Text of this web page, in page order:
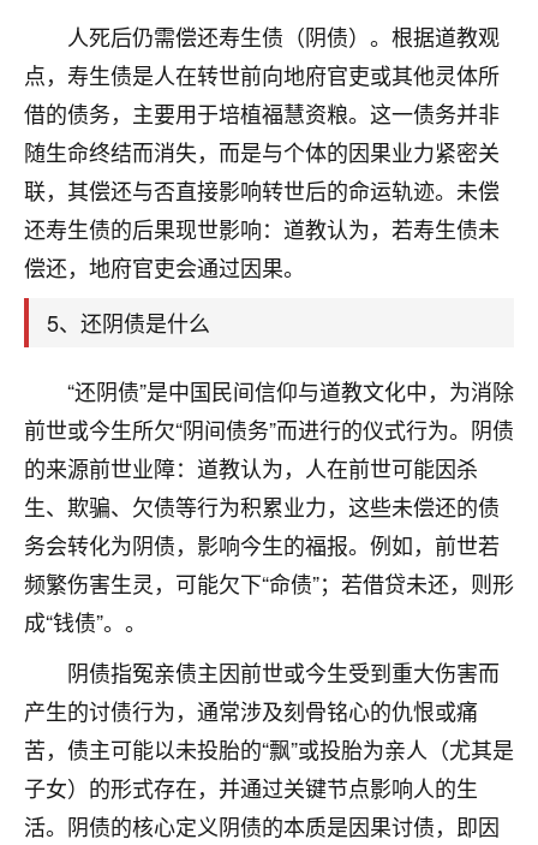
人死后仍需偿还寿生债（阴债）。根据道教观
点，寿生债是人在转世前向地府官吏或其他灵体所
借的债务，主要用于培植福慧资粮。这一债务并非
随生命终结而消失，而是与个体的因果业力紧密关
联，其偿还与否直接影响转世后的命运轨迹。未偿
还寿生债的后果现世影响：道教认为，若寿生债未
偿还，地府官吏会通过因果。
5、还阴债是什么
“还阴债”是中国民间信仰与道教文化中，为消除
前世或今生所欠“阴间债务”而进行的仪式行为。阴债
的来源前世业障：道教认为，人在前世可能因杀
生、欺骗、欠债等行为积累业力，这些未偿还的债
务会转化为阴债，影响今生的福报。例如，前世若
频繁伤害生灵，可能欠下“命债”；若借贷未还，则形
成“钱债”。。
阴债指冤亲债主因前世或今生受到重大伤害而
产生的讨债行为，通常涉及刻骨铭心的仇恨或痛
苦，债主可能以未投胎的“飘”或投胎为亲人（尤其是
子女）的形式存在，并通过关键节点影响人的生
活。阴债的核心定义阴债的本质是因果讨债，即因
鹿森：可怜天下父母心啊！
3小时前 来自河北 16
付深
我是公司人事调整，有升迁机会，但同时竞争的我们
三个，找老师的时候是抱着侥幸心理，没想到老师看
着我晋升有望，我半信半疑的按照老师建议，做了化
后，我以为都没戏了，结果开年一上班，开会提拔升
3000，非常开心，无论如何，感恩感谢！🙏🏻
鹿森：恭喜升职加薪！！，请客吗？�
12小时前 来自北京 32
心心相印
我身体不太好，总是病病殃殃的，去检查又没什么大
问题，反正就是不舒服。中医西医看遍了，找不到问
题，后来无意中看到有人推荐慧来老师，跟老师聊过
之后，心情豁然开朗，也听老师建议，处理了一些因
果问题。今年以来，身体比以前好多，主要是心情好
了，老师说境随心转，现在深有体会了。
鹿森 ：是的，其实跟老师聊过之后，最大的感
触，首先就是心态会变好，万般皆是命，半点
不由人！